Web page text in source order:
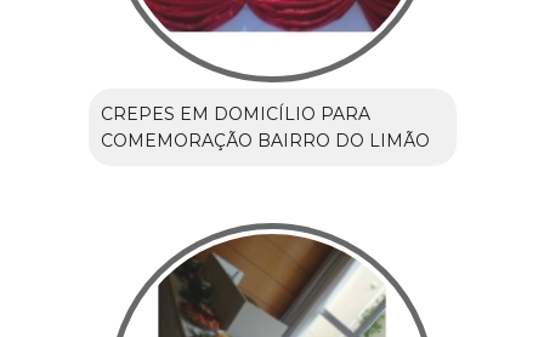
CREPES EM DOMICÍLIO PARA
COMEMORAÇÃO BAIRRO DO LIMÃO